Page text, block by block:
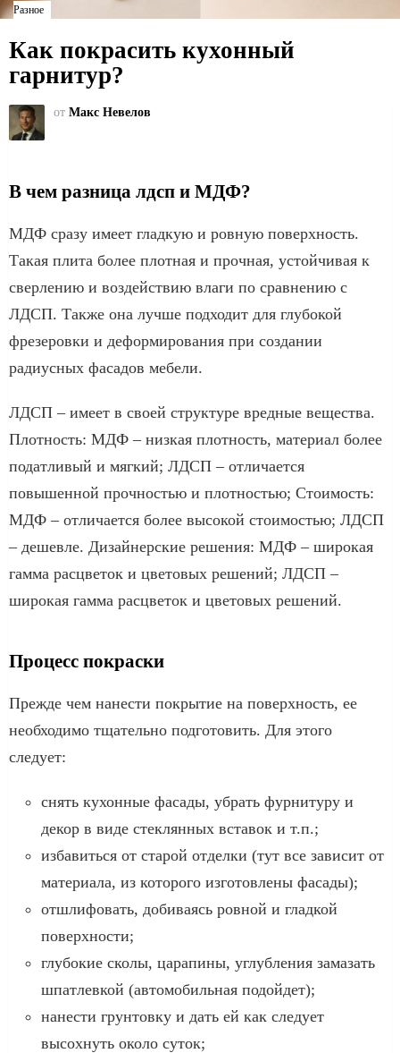
Разное
Как покрасить кухонный
гарнитур?
от Макс Невелов
В чем разница лдсп и МДФ?
МДФ сразу имеет гладкую и ровную поверхность.
Такая плита более плотная и прочная, устойчивая к
сверлению и воздействию влаги по сравнению с
ЛДСП. Также она лучше подходит для глубокой
фрезеровки и деформирования при создании
радиусных фасадов мебели.
ЛДСП – имеет в своей структуре вредные вещества.
Плотность: МДФ – низкая плотность, материал более
податливый и мягкий; ЛДСП – отличается
повышенной прочностью и плотностью; Стоимость:
МДФ – отличается более высокой стоимостью; ЛДСП
– дешевле. Дизайнерские решения: МДФ – широкая
гамма расцветок и цветовых решений; ЛДСП –
широкая гамма расцветок и цветовых решений.
Процесс покраски
Прежде чем нанести покрытие на поверхность, ее
необходимо тщательно подготовить. Для этого
следует:
снять кухонные фасады, убрать фурнитуру и
декор в виде стеклянных вставок и т.п.;
избавиться от старой отделки (тут все зависит от
материала, из которого изготовлены фасады);
отшлифовать, добиваясь ровной и гладкой
поверхности;
глубокие сколы, царапины, углубления замазать
шпатлевкой (автомобильная подойдет);
нанести грунтовку и дать ей как следует
высохнуть около суток;